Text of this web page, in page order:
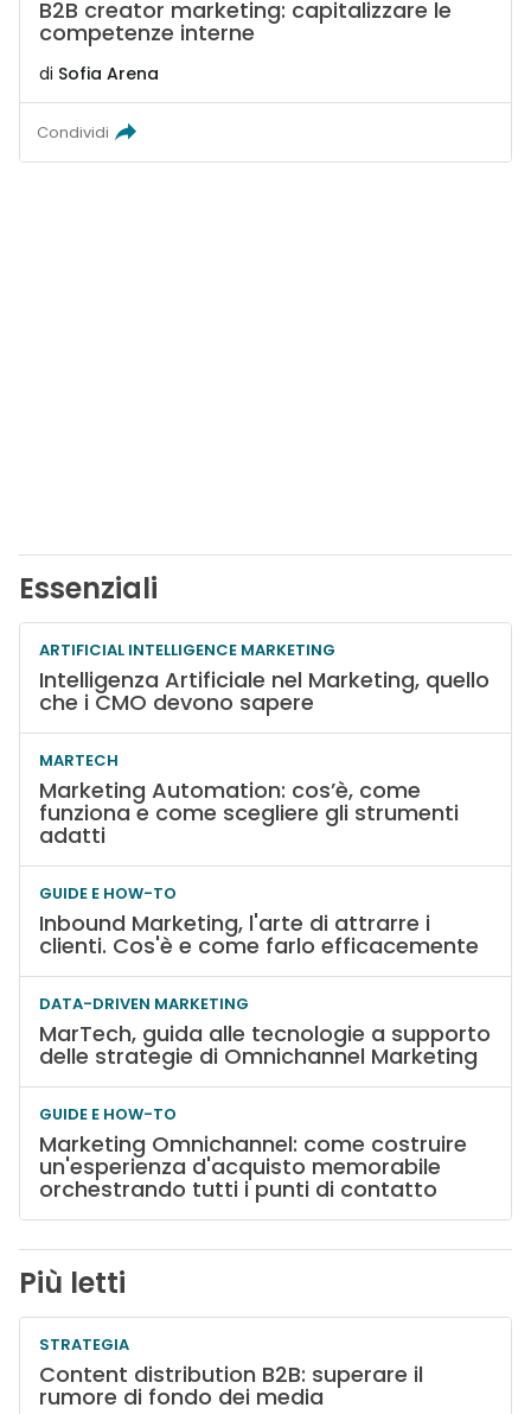
B2B creator marketing: capitalizzare le
competenze interne
di Sofia Arena
Condividi
Essenziali
ARTIFICIAL INTELLIGENCE MARKETING
Intelligenza Artificiale nel Marketing, quello
che i CMO devono sapere
MARTECH
Marketing Automation: cos’è, come
funziona e come scegliere gli strumenti
adatti
GUIDE E HOW-TO
Inbound Marketing, l'arte di attrarre i
clienti. Cos'è e come farlo efficacemente
DATA-DRIVEN MARKETING
MarTech, guida alle tecnologie a supporto
delle strategie di Omnichannel Marketing
GUIDE E HOW-TO
Marketing Omnichannel: come costruire
un'esperienza d'acquisto memorabile
orchestrando tutti i punti di contatto
Più letti
STRATEGIA
Content distribution B2B: superare il
rumore di fondo dei media